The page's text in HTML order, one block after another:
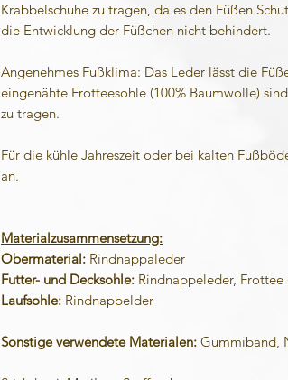
Krabbelschuhe zu tragen, da es den Füßen
die Entwicklung der Füßchen nicht behindert.
Angenehmes Fußklima: Das Leder lässt die
eingenähte Frotteesohle (100% Baumwolle)
zu tragen.
Für die kühle Jahreszeit oder bei kalten
an.
Materialzusammensetzung:
Obermaterial: Rindnappaleder
Futter- und Decksohle: Rindnappeleder, Frottee
Laufsohle: Rindnappelder
Sonstige verwendete Materialen: Gummiband,